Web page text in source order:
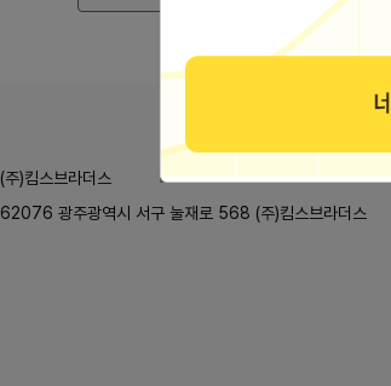
(주)킴스브라더스
62076 광주광역시 서구 눌재로 568 (주)킴스브라더스